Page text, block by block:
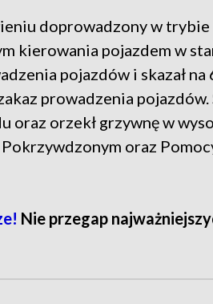
doprowadzony w trybie
kierowania pojazdem w
pojazdów i skazał na
prowadzenia pojazdów.
oraz orzekł grzywnę w
oraz
Nie przegap